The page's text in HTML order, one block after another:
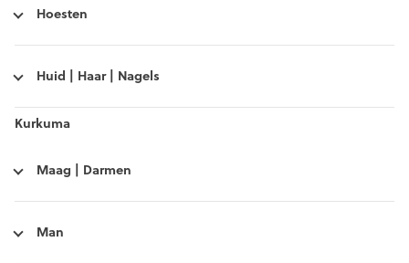
Hoesten
Huid | Haar | Nagels
Kurkuma
Maag | Darmen
Man